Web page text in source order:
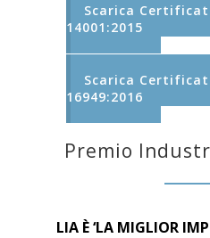
Scarica
14001:2015
Scarica
16949:2016
Premio
LIA È ‘LA MIGLIOR